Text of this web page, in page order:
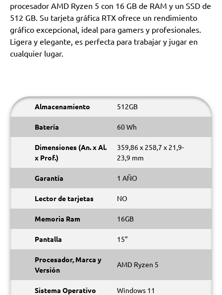
procesador AMD Ryzen 5 con 16 GB de RAM y un SSD de
512 GB. Su tarjeta gráfica RTX ofrece un rendimiento
gráfico excepcional, ideal para gamers y profesionales.
Ligera y elegante, es perfecta para trabajar y jugar en
cualquier lugar.
Almacenamiento 512GB
Batería 60 Wh
Dimensiones (An. x Al.
x Prof.)
359,86 x 258,7 x 21,9-
23,9 mm
Garantía 1 AÑO
Lector de tarjetas NO
Memoria Ram 16GB
Pantalla 15"
Procesador, Marca y
Versión
AMD Ryzen 5
Sistema Operativo Windows 11